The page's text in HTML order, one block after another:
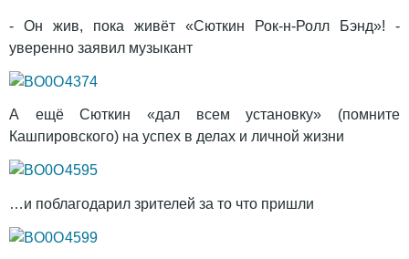
- Он жив, пока живёт «Сюткин Рок-н-Ролл Бэнд»! -
уверенно заявил музыкант
А ещё Сюткин «дал всем установку» (помните
Кашпировского) на успех в делах и личной жизни
…и поблагодарил зрителей за то что пришли